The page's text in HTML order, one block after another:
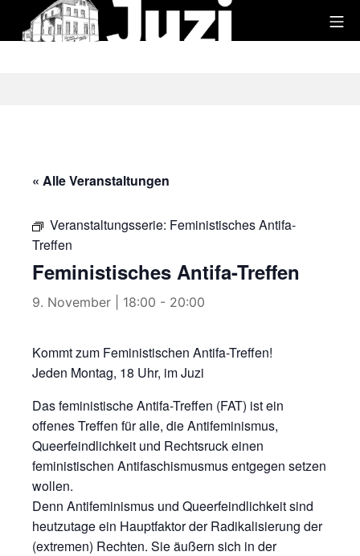
Inhalt
« Alle Veranstaltungen
Veranstaltungsserie: Feministisches Antifa-
Treffen
Feministisches Antifa-Treffen
9. November | 18:00 - 20:00
Kommt zum Feministischen Antifa-Treffen!
Jeden Montag, 18 Uhr, im Juzi
Das feministische Antifa-Treffen (FAT) ist ein
offenes Treffen für alle, die Antifeminismus,
Queerfeindlichkeit und Rechtsruck einen
feministischen Antifaschismusmus entgegen setzen
wollen.
Denn Antifeminismus und Queerfeindlichkeit sind
heutzutage ein Hauptfaktor der Radikalisierung der
(extremen) Rechten. Sie äußern sich in der